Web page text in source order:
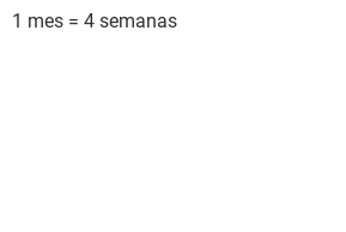
1 mes = 4 semanas